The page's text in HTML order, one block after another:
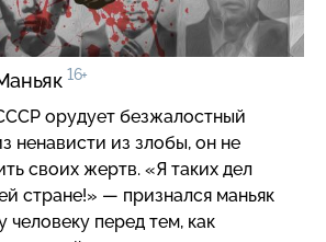
16+
орудует безжалостный
ненависти из злобы, он не
своих жертв. «Я таких дел
стране!» — признался маньяк
перед тем, как